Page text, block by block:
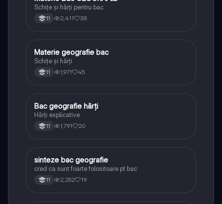
Schițe și hărți pentru bac
11 2,411 38
Geografie
Materie geografie bac
Schițe și hărți
11 1,971 45
Geografie
Bac geografie hărți
Hărți explicative
11 1,791 20
Geografie
sinteze bac geografie
cred ca sunt foarte folositoare pt bac
11 2,252 19